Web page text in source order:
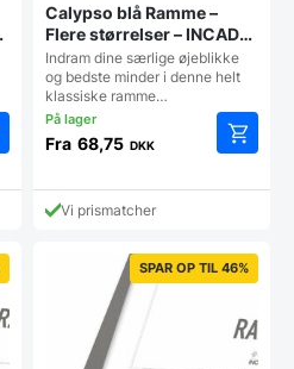
Calypso blå Ramme –
Flere størrelser – INCADO
Nordicline
Indram dine særlige øjeblikke
og bedste minder i denne helt
klassiske ramme…
Fra 68,75 DKK
vare
kan
vælges
på
Vi prismatcher
SPAR OP TIL 46%